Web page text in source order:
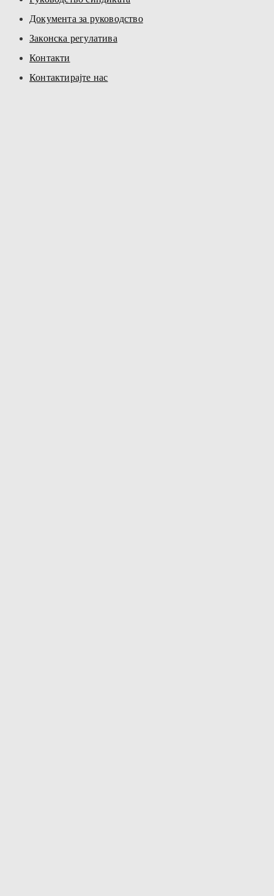
Документа за руководство
Законска регулатива
Контакти
Контактирајте нас